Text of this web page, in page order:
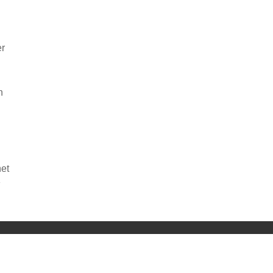
von YouTube.